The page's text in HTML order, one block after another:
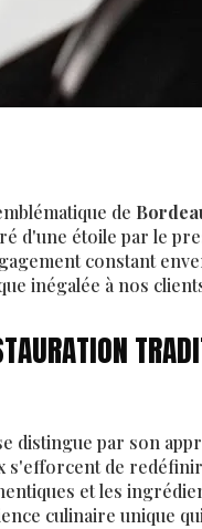
de
d'une étoile par le
constant
inégalée à nos
distingue par son
de
et les
culinaire unique